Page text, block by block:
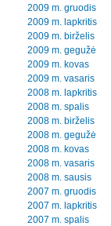
2009 m. gruodis
2009 m. lapkritis
2009 m. birželis
2009 m. gegužė
2009 m. kovas
2009 m. vasaris
2008 m. lapkritis
2008 m. spalis
2008 m. birželis
2008 m. gegužė
2008 m. kovas
2008 m. vasaris
2008 m. sausis
2007 m. gruodis
2007 m. lapkritis
2007 m. spalis